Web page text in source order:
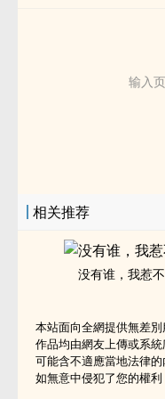
输入
相关推荐
没有谁，我惹
本站面向全網提供無差別
作品均由網友上傳或系統
可能含不適應當地法律的
如無意中侵犯了您的權利